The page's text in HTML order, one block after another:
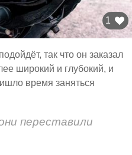
1
так что он заказал
широкий и глубокий, и
время заняться
переставили